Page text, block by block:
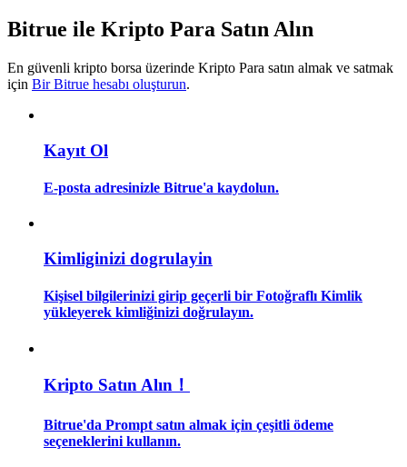
Vadeli İşlemler Başlangıç Kılavuzu
Ticaret stratejileri
Bitrue ile Kripto Para Satın Alın
En güvenli kripto borsa üzerinde Kripto Para satın almak ve satmak
için Bir Bitrue hesabı oluşturun.
Kayıt Ol
E-posta adresinizle Bitrue'a kaydolun.
Kimliginizi dogrulayin
Kişisel bilgilerinizi girip geçerli bir Fotoğraflı Kimlik
yükleyerek kimliğinizi doğrulayın.
Kripto Satın Alın！
Bitrue'da Prompt satın almak için çeşitli ödeme
seçeneklerini kullanın.